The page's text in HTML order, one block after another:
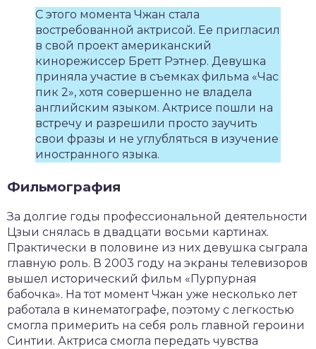
С этого момента Чжан стала
востребованной актрисой. Ее пригласил
в свой проект американский
кинорежиссер Бретт Рэтнер. Девушка
приняла участие в съемках фильма «Час
пик 2», хотя совершенно не владела
английским языком. Актрисе пошли на
встречу и разрешили просто заучить
свои фразы и не углубляться в изучение
иностранного языка.
Фильмография
За долгие годы профессиональной деятельности
Цзыи снялась в двадцати восьми картинах.
Практически в половине из них девушка сыграла
главную роль. В 2003 году на экраны телевизоров
вышел исторический фильм «Пурпурная
бабочка». На тот момент Чжан уже несколько лет
работала в кинематографе, поэтому с легкостью
смогла примерить на себя роль главной героини
Синтии. Актриса смогла передать чувства